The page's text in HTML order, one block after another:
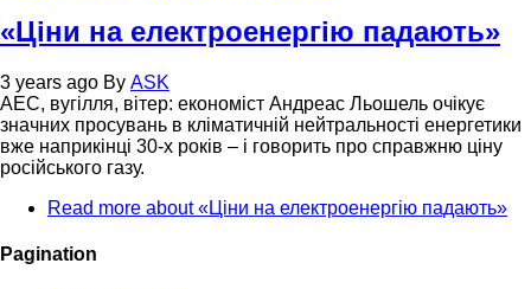
«Ціни на електроенергію падають»
3 years ago By ASK
АЕС, вугілля, вітер: економіст Андреас Льошель очікує
значних просувань в кліматичній нейтральності енергетики
вже наприкінці 30-х років – і говорить про справжню ціну
російського газу.
Read more about «Ціни на електроенергію падають»
Pagination